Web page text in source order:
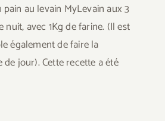
au levain MyLevain aux 3
nuit, avec 1Kg de farine. (Il est
également de faire la
jour). Cette recette a été